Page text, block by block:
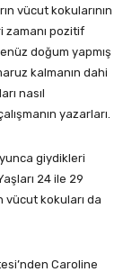
vücut kokularının
pozitif
doğum yapmış
kalmanın dahi
nasıl
yazarları.
giydikleri
24 ile 29
vücut kokuları da
Caroline